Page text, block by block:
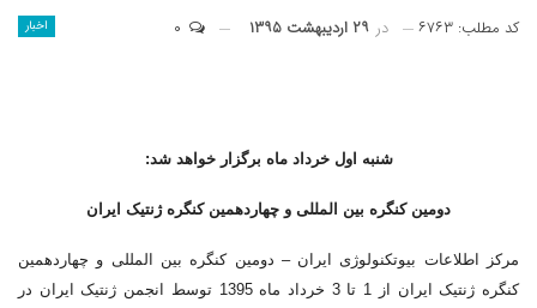
اخبار کد مطلب: ۶۷۶۳ در ۲۹ اردیبهشت ۱۳۹۵
شنبه اول خرداد ماه برگزار خواهد شد:
دومین کنگره بین المللی و چهاردهمین کنگره ژنتیک ایران
مرکز اطلاعات بیوتکنولوژی ایران – دومین کنگره بین المللی و چهاردهمین
کنگره ژنتیک ایران از 1 تا 3 خرداد ماه 1395 توسط انجمن ژنتیک ایران در